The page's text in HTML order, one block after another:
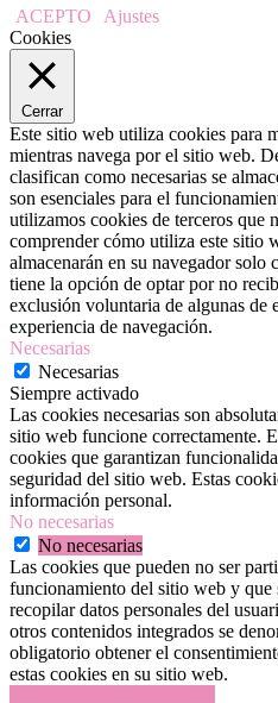
ACEPTO
Ajustes
Cookies
Cerrar
Este sitio web utiliza cookies para
mientras navega por el sitio web.
clasifican como necesarias se
son esenciales para el
utilizamos cookies de terceros que
comprender cómo utiliza este sitio
almacenarán en su navegador solo
tiene la opción de optar por no
exclusión voluntaria de algunas de
experiencia de navegación.
Necesarias
Necesarias
Siempre activado
Las cookies necesarias son
sitio web funcione correctamente.
cookies que garantizan
seguridad del sitio web. Estas
información personal.
No necesarias
No necesarias
Las cookies que pueden no ser
funcionamiento del sitio web y que
recopilar datos personales del
otros contenidos integrados se
obligatorio obtener el
estas cookies en su sitio web.